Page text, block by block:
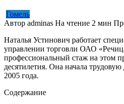
Гомель
Автор adminas На чтение 2 мин
Наталья Устинович работает
управлении торговли ОАО
профессиональный стаж на этом
десятилетия. Она начала трудовую
2005 года.
Содержание